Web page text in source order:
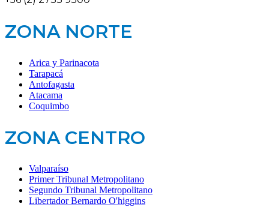
ZONA NORTE
Arica y Parinacota
Tarapacá
Antofagasta
Atacama
Coquimbo
ZONA CENTRO
Valparaíso
Primer Tribunal Metropolitano
Segundo Tribunal Metropolitano
Libertador Bernardo O'higgins